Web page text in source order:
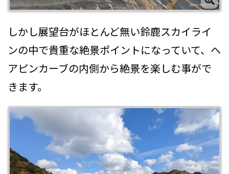
しかし展望台がほとんど無い鈴鹿スカイライ
ンの中で貴重な絶景ポイントになっていて、ヘ
アピンカーブの内側から絶景を楽しむ事がで
きます。